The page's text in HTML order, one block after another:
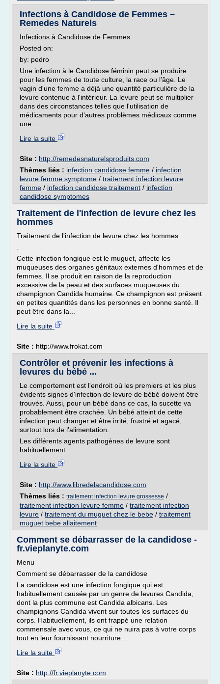
Infections à Candidose de Femmes –
Remedes Naturels
Infections à Candidose de Femmes
Posted on:
by: pedro
Une infection à le Candidose féminin peut se produire
pour les femmes de toute culture, la race ou l'âge. Le
vagin d'une femme a déjà une quantité particulière de la
levure contenue à l'intérieur. La levure peut se multiplier
dans des circonstances telles que l'utilisation de
médicaments pour d'autres problèmes médicaux comme
une...
Lire la suite
Site : http://remedesnaturelsproduits.com
Thèmes liés : infection candidose femme / infection
levure femme symptome / traitement infection levure
femme / infection candidose traitement / infection
candidose symptomes
Traitement de l'infection de levure chez les
hommes
Traitement de l'infection de levure chez les hommes
Cette infection fongique est le muguet, affecte les
muqueuses des organes génitaux externes d'hommes et de
femmes. Il se produit en raison de la reproduction
excessive de la peau et des surfaces muqueuses du
champignon Candida humaine. Ce champignon est présent
en petites quantités dans les personnes en bonne santé. Il
peut être dans la...
Lire la suite
Site : http://www.frokat.com
Contrôler et prévenir les infections à
levures du bébé ...
Le comportement est l'endroit où les premiers et les plus
évidents signes d'infection de levure de bébé doivent être
trouvés. Aussi, pour un bébé dans ce cas, la sucette va
probablement être crachée. Un bébé atteint de cette
infection peut changer et être irrité, frustré et agacé,
surtout lors de l'alimentation.
Les différents agents pathogènes de levure sont
habituellement...
Lire la suite
Site : http://www.libredelacandidose.com
Thèmes liés : traitement infection levure grossesse /
traitement infection levure femme / traitement infection
levure / traitement du muguet chez le bebe / traitement
muguet bebe allaitement
Comment se débarrasser de la candidose -
fr.vieplanyte.com
Menu
Comment se débarrasser de la candidose
La candidose est une infection fongique qui est
habituellement causée par un genre de levures Candida,
dont la plus commune est Candida albicans. Les
champignons Candida vivent sur toutes les surfaces du
corps. Habituellement, ils ont frappé une relation
commensale avec vous, ce qui ne nuira pas à votre corps
tout en leur fournissant nourriture....
Lire la suite
Site : http://fr.vieplanyte.com